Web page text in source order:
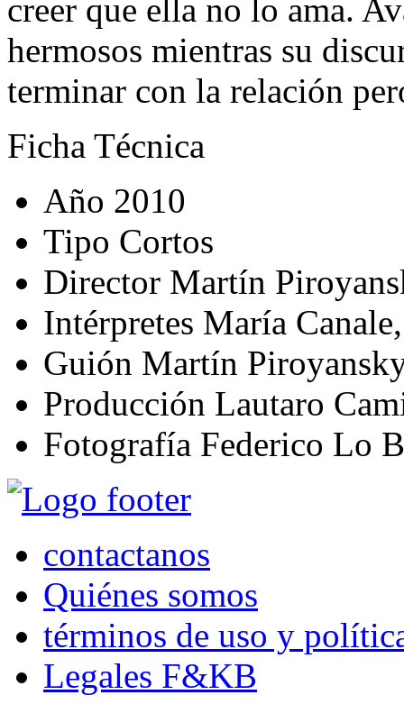
creer que ella no lo ama.
hermosos mientras su
terminar con la relación
Ficha Técnica
Año 2010
Tipo Cortos
Director Martín
Intérpretes María
Guión Martín
Producción Lautaro
Fotografía Federico Lo
contactanos
Quiénes somos
términos de uso y
Legales F&KB